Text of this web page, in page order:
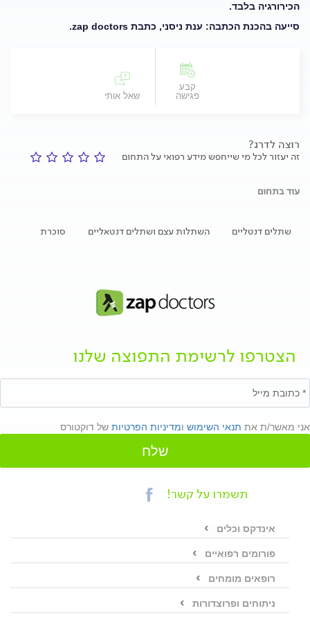
הכירורגיה בלבד.
סייעה בהכנת הכתבה: ענת ניסני, כתבת zap doctors
.
קבע
פגישה
שאל אותי
רוצה לדרג?
זה יעזור לכל מי שייחפש מידע רפואי על התחום
עוד בתחום
שתלים דנטליים השתלות עצם ושתלים דנטאליים סוכרת
הצטרפו לרשימת התפוצה שלנו
אני מאשר/ת את תנאי השימוש ומדיניות הפרטיות של דוקטורס
שלח
תשמרו על קשר!
אינדקס וכלים
פורומים רפואיים
רופאים מומחים
ניתוחים ופרוצדורות